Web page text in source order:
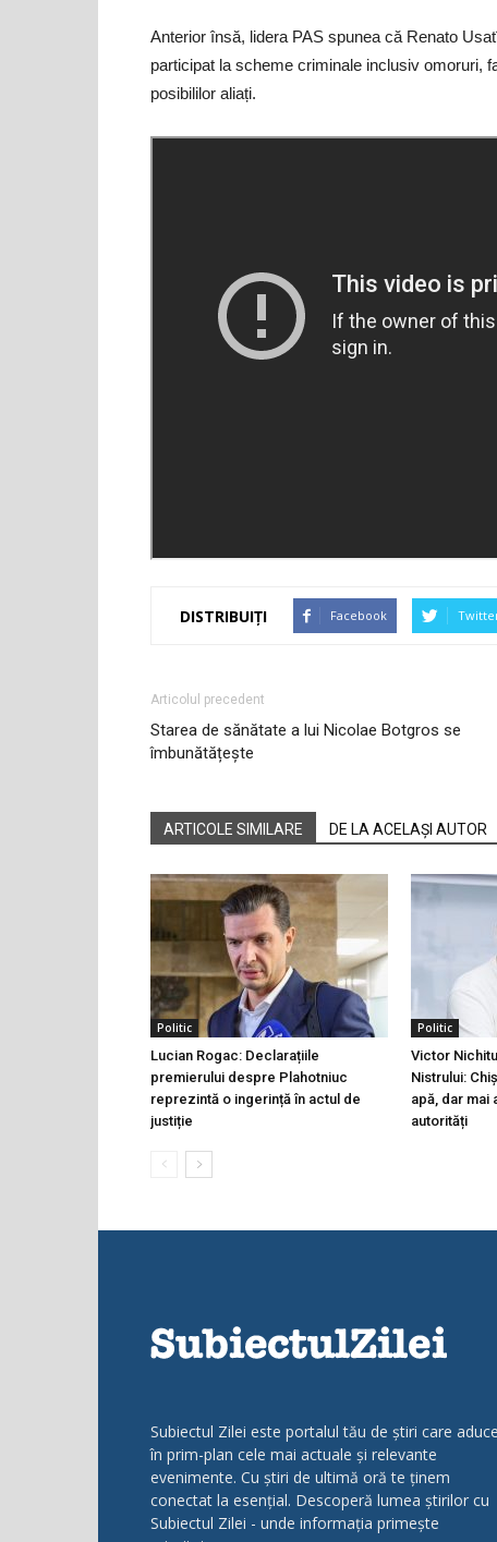
Anterior însă, lidera PAS spunea că Renato
participat la scheme criminale inclusiv omoruri,
posibililor aliați.
DISTRIBUIȚI Facebook
Articolul precedent
Starea de sănătate a lui Nicolae Botgros se
îmbunătățește
ARTICOLE SIMILARE DE LA ACELAȘI AUTOR
Politic
Lucian Rogac: Declarațiile
premierului despre Plahotniuc
reprezintă o ingerință în actul de
justiție
Politic
Victor
Nistrului:
apă, dar
autorități
Subiectul Zilei este portalul tău de știri care aduce
în prim-plan cele mai actuale și relevante
evenimente. Cu știri de ultimă oră te ținem
conectat la esențial. Descoperă lumea știrilor cu
Subiectul Zilei - unde informația primește